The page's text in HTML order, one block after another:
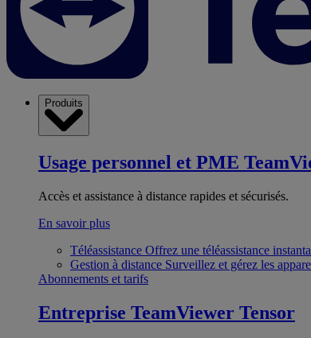
Produits
Usage personnel et PME
Accès et assistance à distance rapides et sécurisés.
En savoir plus
Téléassistance Offrez une téléassistance
Gestion à distance Surveillez et gérez les
Abonnements et tarifs
Entreprise TeamViewer Tensor